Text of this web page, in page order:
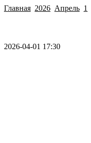
Главная 2026 Апрель 1
2026-04-01 17:30